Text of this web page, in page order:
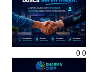
0
0